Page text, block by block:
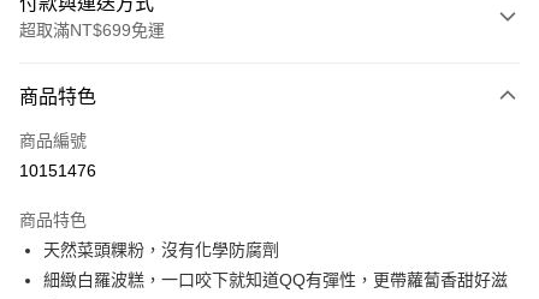
超取滿NT$699免運
信用卡一次付款
Apple Pay
運送方式
• 付款後全家取貨
每筆NT$60，滿NT$699(含以上)免運費
商品特色
商品編號
10151476
商品特色
天然菜頭粿粉，沒有化學防腐劑
細緻白羅波糕，一口咬下就知道QQ有彈性，更帶蘿蔔香甜好滋